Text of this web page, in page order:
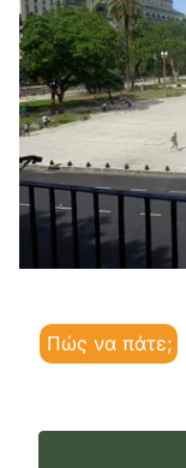
Πώς να πάτε;